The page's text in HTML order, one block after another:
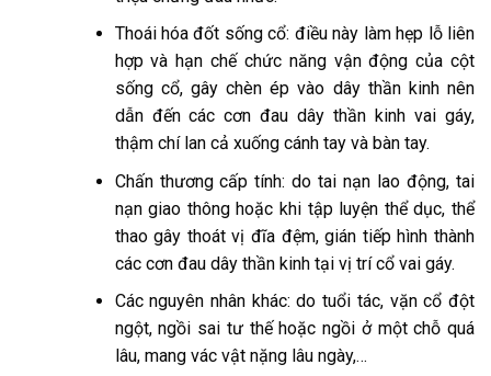
Thoái hóa đốt sống cổ: điều này làm hẹp lỗ liên
hợp và hạn chế chức năng vận động của cột
sống cổ, gây chèn ép vào dây thần kinh nên
dẫn đến các cơn đau dây thần kinh vai gáy,
thậm chí lan cả xuống cánh tay và bàn tay.
Chấn thương cấp tính: do tai nạn lao động, tai
nạn giao thông hoặc khi tập luyện thể dục, thể
thao gây thoát vị đĩa đệm, gián tiếp hình thành
các cơn đau dây thần kinh tại vị trí cổ vai gáy.
Các nguyên nhân khác: do tuổi tác, vặn cổ đột
ngột, ngồi sai tư thế hoặc ngồi ở một chỗ quá
lâu, mang vác vật nặng lâu ngày,…